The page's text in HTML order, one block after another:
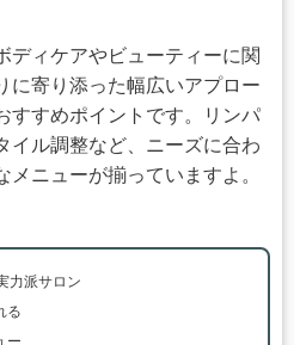
ディケアやビューティーに関
に寄り添った幅広いアプロー
すすめポイントです。リンパ
イル調整など、ニーズに合わ
ニューが揃っていますよ。
力派サロン
る